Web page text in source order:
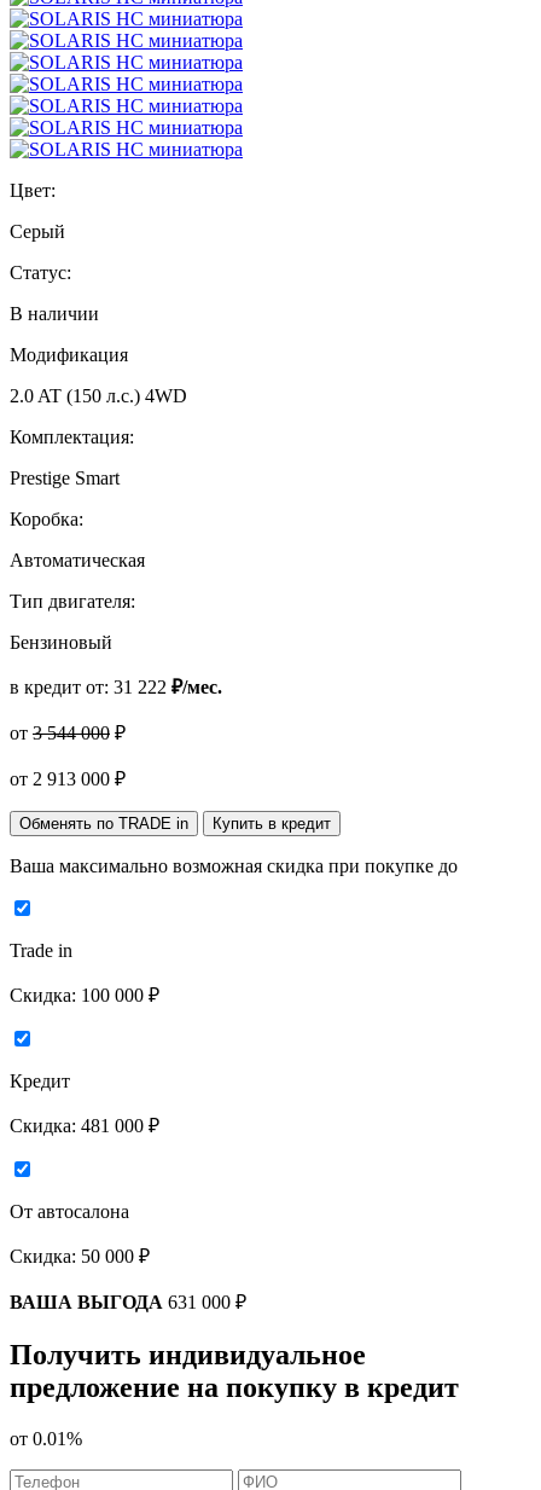
Цвет:
Серый
Статус:
В наличии
Модификация
2.0 AT (150 л.с.) 4WD
Комплектация:
Prestige Smart
Коробка:
Автоматическая
Тип двигателя:
Бензиновый
в кредит от: 31 222 ₽/мес.
от 3 544 000 ₽
от 2 913 000 ₽
Обменять по TRADE in Купить в кредит
Ваша максимально возможная скидка при покупке до
Trade in
Скидка: 100 000 ₽
Кредит
Скидка: 481 000 ₽
От автосалона
Скидка: 50 000 ₽
ВАША ВЫГОДА 631 000 ₽
Получить индивидуальное
предложение на покупку в кредит
от 0.01%